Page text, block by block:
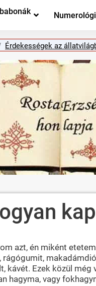
Érdekességek az
kap
azt, én miként
Ezek közül
vagy